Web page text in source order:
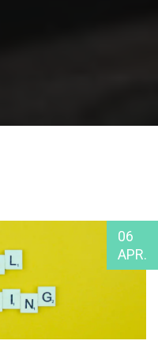
06
APR.